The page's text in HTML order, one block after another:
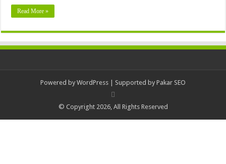
Read More »
Powered by WordPress | Supported by Pakar SEO
© Copyright 2026, All Rights Reserved